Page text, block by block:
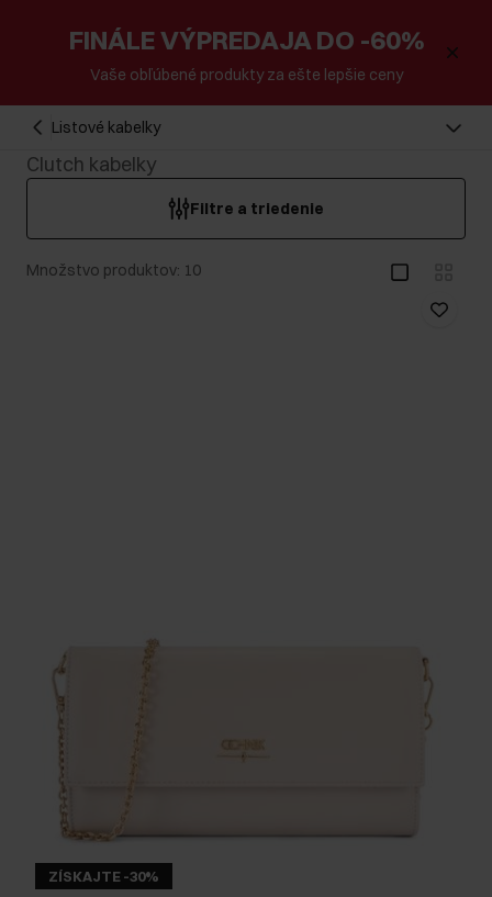
FINÁLE VÝPREDAJA DO -60%
Vaše obľúbené produkty za ešte lepšie ceny
Listové kabelky
Clutch kabelky
Filtre a triedenie
Množstvo produktov: 10
ZÍSKAJTE -30%